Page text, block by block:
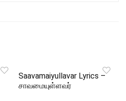
Saavamaiyullavar Lyrics –
சாவமையுள்ளவர்